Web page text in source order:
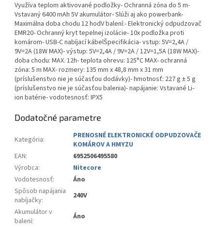
Využíva teplom aktivované podložky- Ochranná zóna do 5 m-
Vstavaný 6400 mAh 5V akumulátor- Slúži aj ako powerbank-
Maximálna doba chodu 12 hodV balení:- Elektronický odpudzovač
EMR20- Ochranný kryt tepelnej izolácie- 10x podložka proti
komárom- USB-C nabíjací kábelŠpecifikácia- vstup: 5V=2,4A /
9V=2A (18W MAX)- výstup: 5V=2,4A / 9V=2A / 12V=1,5A (18W MAX)-
doba chodu: MAX. 12h- teplota ohrevu: 125°C MAX- ochranná
zóna: 5 m MAX- rozmery: 135 mm x 48,8 mm x 31 mm
(príslušenstvo nie je súčasťou dodávky)- hmotnosť: 227 g ± 5 g
(príslušenstvo nie je súčasťou balenia)- napájanie: Vstavané Li-
ion batérie- vodotesnosť: IPX5
Dodatočné parametre
Kategória:
PRENOSNÉ ELEKTRONICKÉ ODPUDZOVAČE
KOMÁROV A HMYZU
EAN:
6952506495580
Výrobca:
Nitecore
Vodotesnosť:
Áno
Spôsob napájania
nabíjačky:
240V
Akumulátor v
balení: Áno